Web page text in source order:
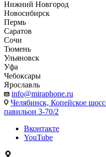
Нижний Новгород
Новосибирск
Пермь
Саратов
Сочи
Тюмень
Ульяновск
Уфа
Чебоксары
Ярославль
info@miraphone.ru
Челябинск, Копейское
павильон 3-70/2
Вконтакте
YouTube